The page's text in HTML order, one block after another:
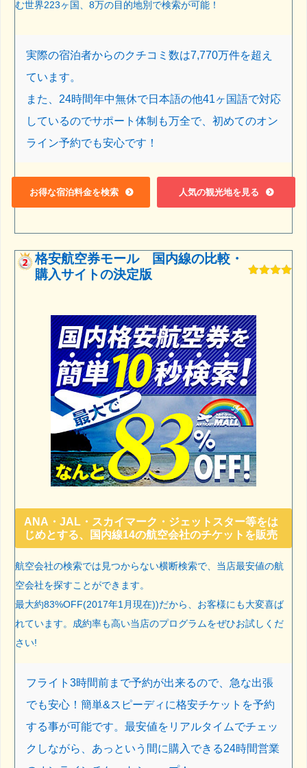
む世界223ヶ国、8万の目的地別で検索が可能！
実際の宿泊者からのクチコミ数は7,770万件を超え
ています。
また、24時間年中無休で日本語の他41ヶ国語で対応
しているのでサポート体制も万全で、初めてのオン
ライン予約でも安心です！
お得な宿泊料金を検索 人気の観光地を見る
格安航空券モール 国内線の比較・
購入サイトの決定版
ANA・JAL・スカイマーク・ジェットスター等をは
じめとする、国内線14の航空会社のチケットを販売
航空会社の検索では見つからない横断検索で、当店最安値の航
空会社を探すことができます。
最大約83%OFF(2017年1月現在))だから、お客様にも大変喜ば
れています。成約率も高い当店のプログラムをぜひお試しくだ
さい!
フライト3時間前まで予約が出来るので、急な出張
でも安心！簡単&スピーディに格安チケットを予約
する事が可能です。最安値をリアルタイムでチェッ
クしながら、あっという間に購入できる24時間営業